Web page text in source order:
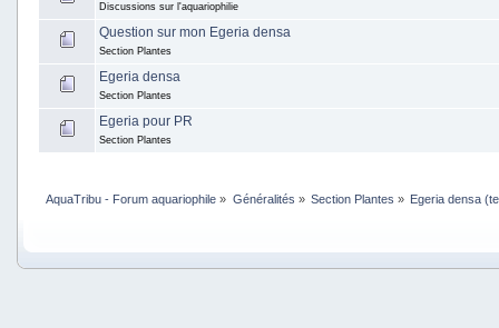
Discussions sur l'aquariophilie
Question sur mon Egeria densa
Section Plantes
Egeria densa
Section Plantes
Egeria pour PR
Section Plantes
AquaTribu - Forum aquariophile » Généralités » Section Plantes » Egeria densa